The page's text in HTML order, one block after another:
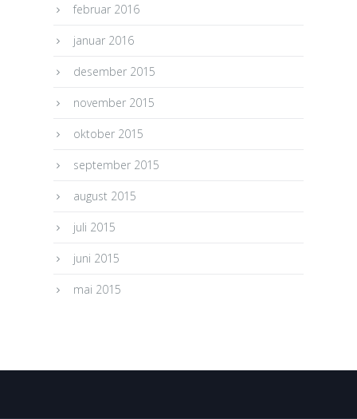
februar 2016
januar 2016
desember 2015
november 2015
oktober 2015
september 2015
august 2015
juli 2015
juni 2015
mai 2015